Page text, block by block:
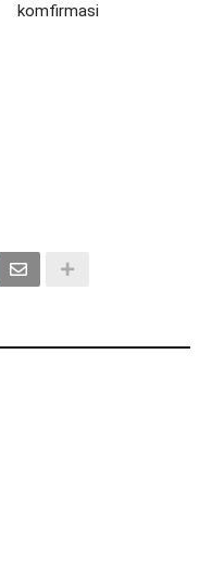
komfirmasi